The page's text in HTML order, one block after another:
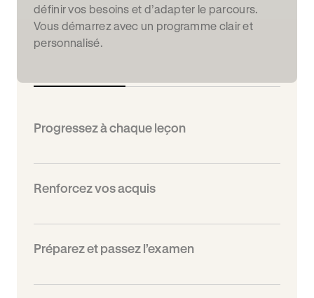
définir vos besoins et d’adapter le parcours.
Vous démarrez avec un programme clair et
personnalisé.
Progressez à chaque leçon
Renforcez vos acquis
Préparez et passez l’examen